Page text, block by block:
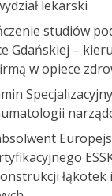
lekarski
studiów
Gdańskiej –
w opiece